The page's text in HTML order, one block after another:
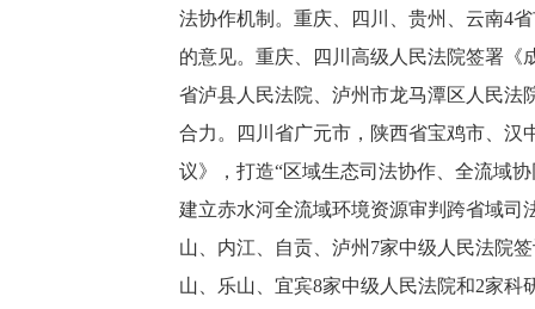
法协作机制。重庆、四川、贵州、云南4
的意见。重庆、四川高级人民法院签署
省泸县人民法院、泸州市龙马潭区人民法
合力。四川省广元市，陕西省宝鸡市、汉
议》，打造“区域生态司法协作、全流域
建立赤水河全流域环境资源审判跨省域司
山、内江、自贡、泸州7家中级人民法院
山、乐山、宜宾8家中级人民法院和2家科